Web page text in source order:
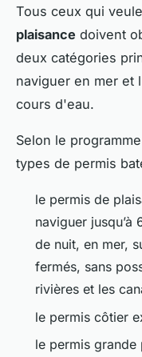
Tous ceux qui
plaisance doivent
deux catégories
naviguer en mer et
cours d'eau.
Selon le
types de permis
le permis de
naviguer jusqu’à
de nuit, en mer,
fermés, sans
rivières et les
le permis côtier
le permis grande